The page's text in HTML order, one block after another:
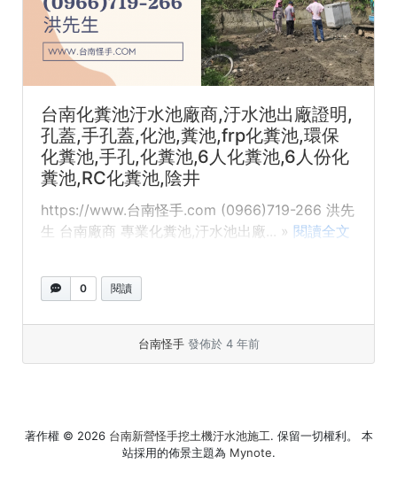
台南化糞池汙水池廠商,汙水池出廠證明,
孔蓋,手孔蓋,化池,糞池,frp化糞池,環保
化糞池,手孔,化糞池,6人化糞池,6人份化
糞池,RC化糞池,陰井
https://www.台南怪手.com (0966)719-266 洪先
生 台南廠商 專業化糞池,汙水池出廠... » 閱讀全文
0 閱讀
台南怪手 發佈於 4 年前
著作權 © 2026 台南新營怪手挖土機汙水池施工. 保留一切權利。 本
站採用的佈景主題為 Mynote.